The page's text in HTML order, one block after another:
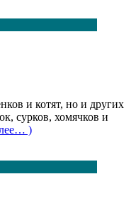
и котят, но и других
сурков, хомячков и
)